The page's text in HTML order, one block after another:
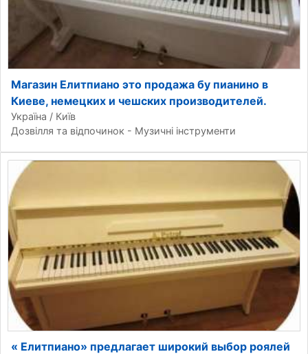
Магазин Елитпиано это продажа бу пианино в
Киеве, немецких и чешских производителей.
Україна / Київ
Дозвілля та відпочинок - Музичні інструменти
« Елитпиано» предлагает широкий выбор роялей